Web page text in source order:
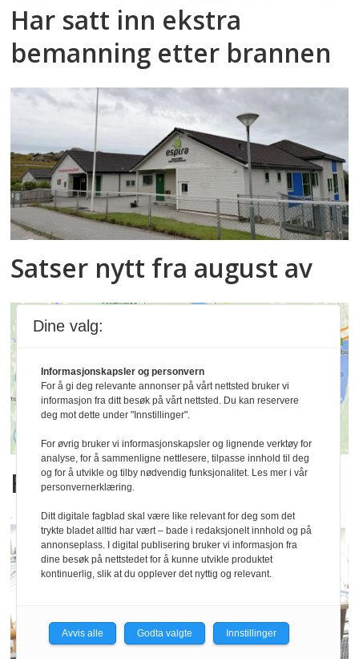
Har satt inn ekstra
bemanning etter brannen
Satser nytt fra august av
Frykter for fremtiden
Dine valg:
Informasjonskapsler og personvern
For å gi deg relevante annonser på vårt nettsted bruker vi
informasjon fra ditt besøk på vårt nettsted. Du kan reservere
deg mot dette under "Innstillinger".
For øvrig bruker vi informasjonskapsler og lignende verktøy for
analyse, for å sammenligne nettlesere, tilpasse innhold til deg
og for å utvikle og tilby nødvendig funksjonalitet. Les mer i vår
personvernerklæring.
Ditt digitale fagblad skal være like relevant for deg som det
trykte bladet alltid har vært – bade i redaksjonelt innhold og på
annonseplass. I digital publisering bruker vi informasjon fra
dine besøk på nettstedet for å kunne utvikle produktet
kontinuerlig, slik at du opplever det nyttig og relevant.
Avvis alle Godta valgte Innstillinger